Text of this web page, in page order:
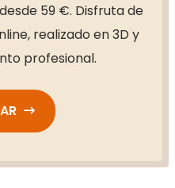
59 €. Disfruta de
realizado en 3D y
profesional.